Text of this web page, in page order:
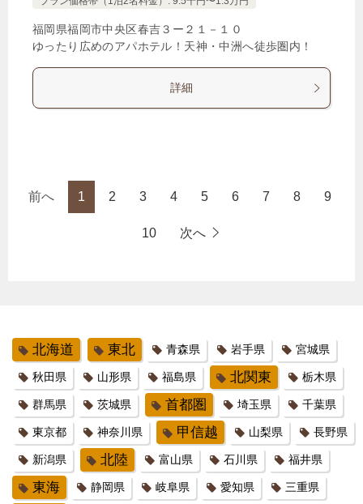
福岡県福岡市中央区春吉３ー２１－１０
ゆったり広めのアパホテル！天神・中洲へ徒歩圏内！
詳細
前へ 1 2 3 4 5 6 7 8 9
10 次へ
北海道 東北 青森県 岩手県 宮城県
秋田県 山形県 福島県 北関東 栃木県
群馬県 茨城県 首都圏 埼玉県 千葉県
東京都 神奈川県 甲信越 山梨県 長野県
新潟県 北陸 富山県 石川県 福井県
東海 静岡県 岐阜県 愛知県 三重県